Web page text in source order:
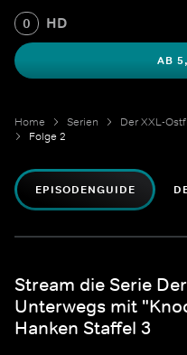
0 HD
AB
Home Serien
Folge 2
EPISODENGUIDE
Stream die Serie
Unterwegs mit
Hanken Staffel 3